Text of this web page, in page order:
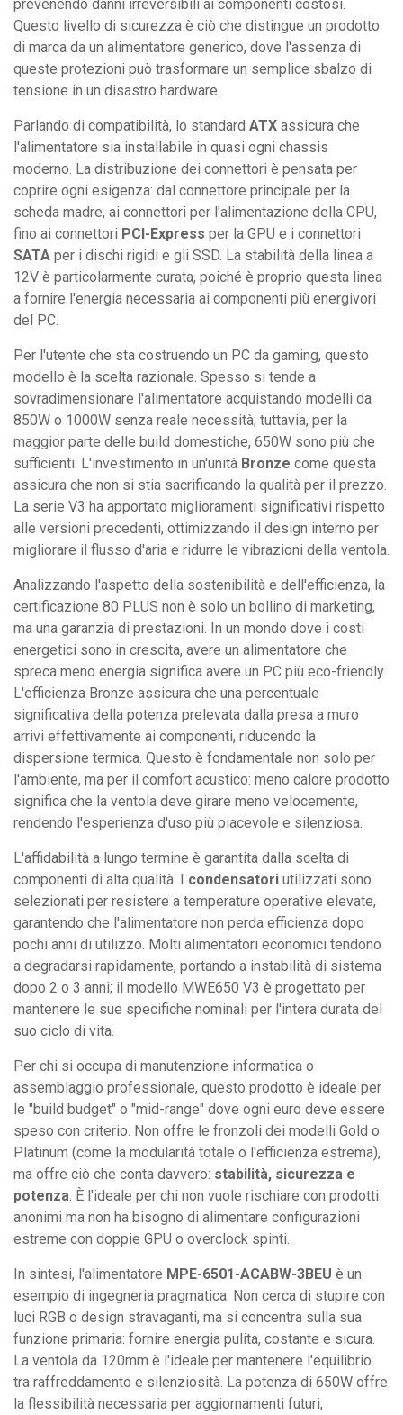
prevenendo danni irreversibili ai componenti costosi.
Questo livello di sicurezza è ciò che distingue un prodotto
di marca da un alimentatore generico, dove l'assenza di
queste protezioni può trasformare un semplice sbalzo di
tensione in un disastro hardware.
Parlando di compatibilità, lo standard ATX assicura che
l'alimentatore sia installabile in quasi ogni chassis
moderno. La distribuzione dei connettori è pensata per
coprire ogni esigenza: dal connettore principale per la
scheda madre, ai connettori per l'alimentazione della CPU,
fino ai connettori PCI-Express per la GPU e i connettori
SATA per i dischi rigidi e gli SSD. La stabilità della linea a
12V è particolarmente curata, poiché è proprio questa linea
a fornire l'energia necessaria ai componenti più energivori
del PC.
Per l'utente che sta costruendo un PC da gaming, questo
modello è la scelta razionale. Spesso si tende a
sovradimensionare l'alimentatore acquistando modelli da
850W o 1000W senza reale necessità; tuttavia, per la
maggior parte delle build domestiche, 650W sono più che
sufficienti. L'investimento in un'unità Bronze come questa
assicura che non si stia sacrificando la qualità per il prezzo.
La serie V3 ha apportato miglioramenti significativi rispetto
alle versioni precedenti, ottimizzando il design interno per
migliorare il flusso d'aria e ridurre le vibrazioni della ventola.
Analizzando l'aspetto della sostenibilità e dell'efficienza, la
certificazione 80 PLUS non è solo un bollino di marketing,
ma una garanzia di prestazioni. In un mondo dove i costi
energetici sono in crescita, avere un alimentatore che
spreca meno energia significa avere un PC più eco-friendly.
L'efficienza Bronze assicura che una percentuale
significativa della potenza prelevata dalla presa a muro
arrivi effettivamente ai componenti, riducendo la
dispersione termica. Questo è fondamentale non solo per
l'ambiente, ma per il comfort acustico: meno calore prodotto
significa che la ventola deve girare meno velocemente,
rendendo l'esperienza d'uso più piacevole e silenziosa.
L'affidabilità a lungo termine è garantita dalla scelta di
componenti di alta qualità. I condensatori utilizzati sono
selezionati per resistere a temperature operative elevate,
garantendo che l'alimentatore non perda efficienza dopo
pochi anni di utilizzo. Molti alimentatori economici tendono
a degradarsi rapidamente, portando a instabilità di sistema
dopo 2 o 3 anni; il modello MWE650 V3 è progettato per
mantenere le sue specifiche nominali per l'intera durata del
suo ciclo di vita.
Per chi si occupa di manutenzione informatica o
assemblaggio professionale, questo prodotto è ideale per
le "build budget" o "mid-range" dove ogni euro deve essere
speso con criterio. Non offre le fronzoli dei modelli Gold o
Platinum (come la modularità totale o l'efficienza estrema),
ma offre ciò che conta davvero: stabilità, sicurezza e
potenza . È l'ideale per chi non vuole rischiare con prodotti
anonimi ma non ha bisogno di alimentare configurazioni
estreme con doppie GPU o overclock spinti.
In sintesi, l'alimentatore MPE-6501-ACABW-3BEU è un
esempio di ingegneria pragmatica. Non cerca di stupire con
luci RGB o design stravaganti, ma si concentra sulla sua
funzione primaria: fornire energia pulita, costante e sicura.
La ventola da 120mm è l'ideale per mantenere l'equilibrio
tra raffreddamento e silenziosità. La potenza di 650W offre
la flessibilità necessaria per aggiornamenti futuri,